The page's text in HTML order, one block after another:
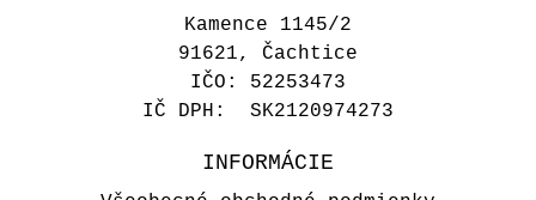
Kamence 1145/2
91621, Čachtice
IČO: 52253473
IČ DPH: SK2120974273
INFORMÁCIE